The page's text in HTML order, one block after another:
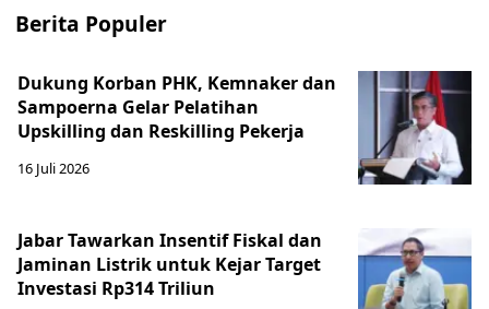
Berita Populer
Dukung Korban PHK, Kemnaker dan
Sampoerna Gelar Pelatihan
Upskilling dan Reskilling Pekerja
16 Juli 2026
Jabar Tawarkan Insentif Fiskal dan
Jaminan Listrik untuk Kejar Target
Investasi Rp314 Triliun